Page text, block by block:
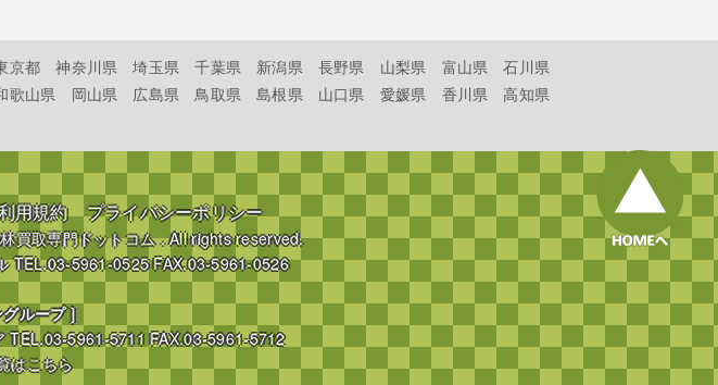
京都 神奈川県 埼玉県 千葉県 新潟県 長野県 山梨県 富山県
石川県
歌山県 岡山県 広島県 鳥取県 島根県 山口県 愛媛県 香川県
高知県
用規約 プライバシーポリシー
買取専門ドットコム. All rights reserved.
TEL.03-5961-0525 FAX.03-5961-0526
ループ]
TEL.03-5961-5711 FAX.03-5961-5712
はこちら